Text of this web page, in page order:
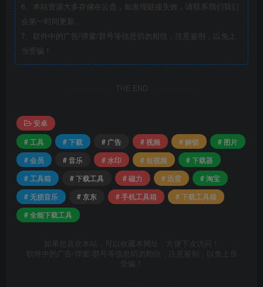
6、本站资源大多存储在云盘，如发现链接失效，请联系我们我们
会第一时间更新。
7、软件中的广告/弹窗/群号等信息切勿相信，注意鉴别，以免上
当受骗！
THE END
安卓
# 工具
# 下载 # 广告 # 视频 # 解锁
# 图片
# 会员
# 音乐 # 水印 # 短视频
# 下载器
# 工具箱
# 下载工具 # 磁力 # 迅雷
# 淘宝
# 无损音乐
# 京东 # 手机工具箱
# 下载工具箱
# 全能下载工具
如果您喜欢本站，可以收藏本网址，方便下次访问！
软件中的广告/弹窗/群号等信息切勿相信，注意鉴别，以免上当
受骗！